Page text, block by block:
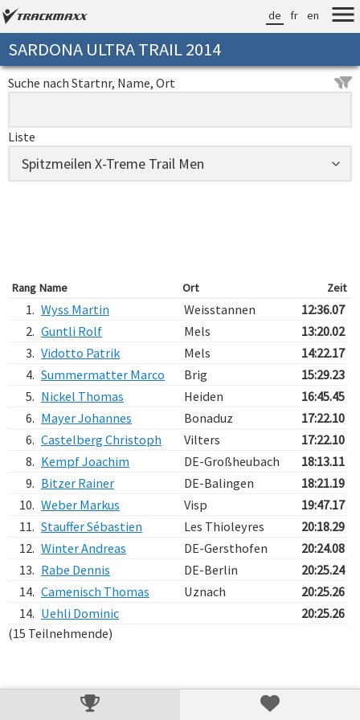
de fr en
SARDONA ULTRA TRAIL 2014
Suche nach Startnr, Name, Ort
Liste
Rang Name Ort Zeit
1. Wyss Martin Weisstannen
12:36.07
2. Guntli Rolf Mels
13:20.02
3. Vidotto Patrik Mels
14:22.17
4. Summermatter Marco Brig
15:29.23
5. Nickel Thomas Heiden
16:45.45
6. Mayer Johannes Bonaduz
17:22.10
6. Castelberg Christoph Vilters
17:22.10
8. Kempf Joachim DE-Großheubach
18:13.11
9. Bitzer Rainer DE-Balingen
18:21.19
10. Weber Markus Visp
19:47.17
11. Stauffer Sébastien Les Thioleyres
20:18.29
12. Winter Andreas DE-Gersthofen
20:24.08
13. Rabe Dennis DE-Berlin
20:25.24
14. Camenisch Thomas Uznach
20:25.26
14. Uehli Dominic
20:25.26
(15 Teilnehmende)